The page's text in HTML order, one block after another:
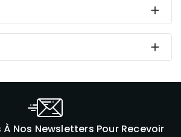


Nos Newsletters Pour Recevoir